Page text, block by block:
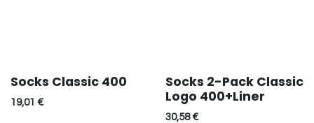
Socks Classic 400
19,01 €
Socks 2-Pack Classic
Logo 400+Liner
30,58€